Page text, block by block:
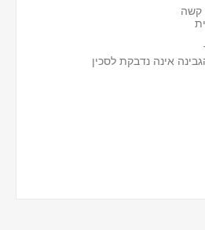
קשה
אינה נדבקת לסכין